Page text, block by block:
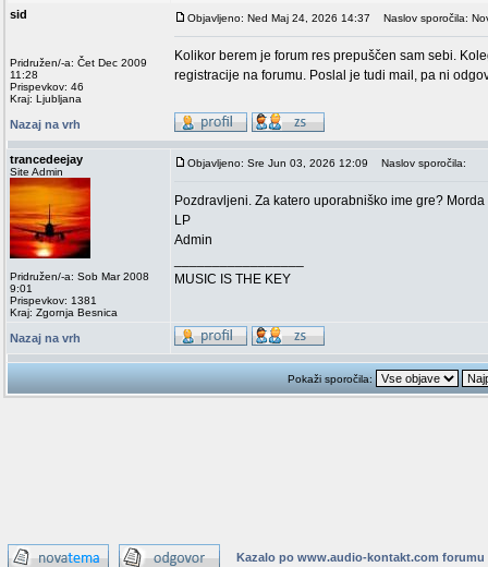
sid
Pridružen/-a: Čet Dec 2009
11:28
Prispevkov: 46
Kraj: Ljubljana
Objavljeno: Ned Maj 24, 2026 14:37 Naslov sporočila:
Kolikor berem je forum res prepuščen sam sebi.
registracije na forumu. Poslal je tudi mail, pa ni
Nazaj na vrh
trancedeejay
Site Admin
Pridružen/-a: Sob Mar 2008
9:01
Prispevkov: 1381
Kraj: Zgornja Besnica
Objavljeno: Sre Jun 03, 2026 12:09 Naslov sporočila:
Pozdravljeni. Za katero uporabniško ime gre?
LP
Admin
MUSIC IS THE KEY
Nazaj na vrh
Pokaži sporočila:
Kazalo po www.audio-kontakt.com forumu